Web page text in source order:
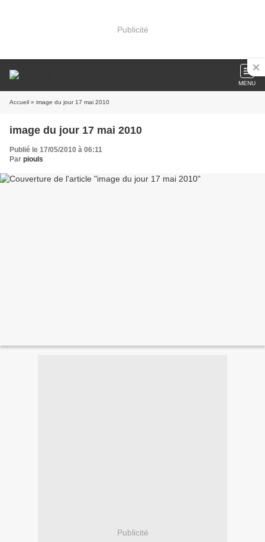
Publicité
MENU
Accueil » image du jour 17 mai 2010
image du jour 17 mai 2010
Publié le 17/05/2010 à 06:11
Par piouls
Publicité